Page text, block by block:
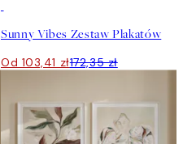
Sunny Vibes Zestaw Plakatów
Od 103,41 zł172,35 zł